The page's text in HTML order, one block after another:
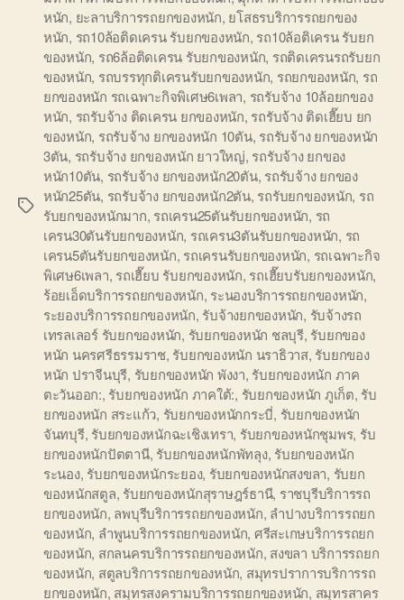
Tags
หนัก, ยะลาบริการรถยกของหนัก, ยโสธรบริการรถยกของ
หนัก, รถ10ล้อติดเครน รับยกของหนัก, รถ10ล้อติเครน รับยก
ของหนัก, รถ6ล้อติดเครน รับยกของหนัก, รถติดเครนรถรับยก
ของหนัก, รถบรรทุกติเครนรับยกของหนัก, รถยกของหนัก, รถ
ยกของหนัก รถเฉพาะกิจพิเศษ6เพลา, รถรับจ้าง 10ล้อยกของ
หนัก, รถรับจ้าง ติดเครน ยกของหนัก, รถรับจ้าง ติดเฮี๊ยบ ยก
ของหนัก, รถรับจ้าง ยกของหนัก 10ตัน, รถรับจ้าง ยกของหนัก
3ตัน, รถรับจ้าง ยกของหนัก ยาวใหญ่, รถรับจ้าง ยกของ
หนัก10ตัน, รถรับจ้าง ยกของหนัก20ตัน, รถรับจ้าง ยกของ
หนัก25ตัน, รถรับจ้าง ยกของหนัก2ตัน, รถรับยกของหนัก, รถ
รับยกของหนักมาก, รถเครน25ตันรับยกของหนัก, รถ
เครน30ตันรับยกของหนัก, รถเครน3ตันรับยกของหนัก, รถ
เครน5ตันรับยกของหนัก, รถเครนรับยกของหนัก, รถเฉพาะกิจ
พิเศษ6เพลา, รถเฮี๊ยบ รับยกของหนัก, รถเฮี๊ยบรับยกของหนัก,
ร้อยเอ็ดบริการรถยกของหนัก, ระนองบริการรถยกของหนัก,
ระยองบริการรถยกของหนัก, รับจ้างยกของหนัก, รับจ้างรถ
เทรลเลอร์ รับยกของหนัก, รับยกของหนัก ชลบุรี, รับยกของ
หนัก นครศรีธรรมราช, รับยกของหนัก นราธิวาส, รับยกของ
หนัก ปราจีนบุรี, รับยกของหนัก พังงา, รับยกของหนัก ภาค
ตะวันออก:, รับยกของหนัก ภาคใต้:, รับยกของหนัก ภูเก็ต, รับ
ยกของหนัก สระแก้ว, รับยกของหนักกระบี่, รับยกของหนัก
จันทบุรี, รับยกของหนักฉะเชิงเทรา, รับยกของหนักชุมพร, รับ
ยกของหนักปัตตานี, รับยกของหนักพัทลุง, รับยกของหนัก
ระนอง, รับยกของหนักระยอง, รับยกของหนักสงขลา, รับยก
ของหนักสตูล, รับยกของหนักสุราษฎร์ธานี, ราชบุรีบริการรถ
ยกของหนัก, ลพบุรีบริการรถยกของหนัก, ลำปางบริการรถยก
ของหนัก, ลำพูนบริการรถยกของหนัก, ศรีสะเกษบริการรถยก
ของหนัก, สกลนครบริการรถยกของหนัก, สงขลา บริการรถยก
ของหนัก, สตูลบริการรถยกของหนัก, สมุทรปราการบริการรถ
ยกของหนัก, สมุทรสงครามบริการรถยกของหนัก, สมุทรสาคร